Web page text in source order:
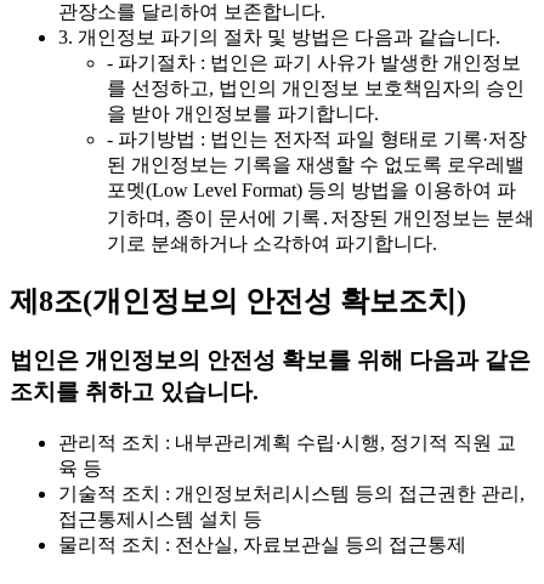
관장소를 달리하여 보존합니다.
3. 개인정보 파기의 절차 및 방법은 다음과 같습니다.
- 파기절차 : 법인은 파기 사유가 발생한 개인정보
를 선정하고, 법인의 개인정보 보호책임자의 승인
을 받아 개인정보를 파기합니다.
- 파기방법 : 법인는 전자적 파일 형태로 기록·저장
된 개인정보는 기록을 재생할 수 없도록 로우레밸
포멧(Low Level Format) 등의 방법을 이용하여 파
기하며, 종이 문서에 기록․저장된 개인정보는 분쇄
기로 분쇄하거나 소각하여 파기합니다.
제8조(개인정보의 안전성 확보조치)
법인은 개인정보의 안전성 확보를 위해 다음과 같은
조치를 취하고 있습니다.
관리적 조치 : 내부관리계획 수립·시행, 정기적 직원 교
육 등
기술적 조치 : 개인정보처리시스템 등의 접근권한 관리,
접근통제시스템 설치 등
물리적 조치 : 전산실, 자료보관실 등의 접근통제